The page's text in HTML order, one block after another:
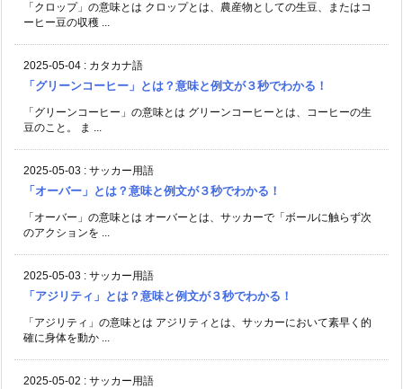
「クロップ」の意味とは クロップとは、農産物としての生豆、またはコ
ーヒー豆の収穫 ...
2025-05-04 : カタカナ語
「グリーンコーヒー」とは？意味と例文が３秒でわかる！
「グリーンコーヒー」の意味とは グリーンコーヒーとは、コーヒーの生
豆のこと。 ま ...
2025-05-03 : サッカー用語
「オーバー」とは？意味と例文が３秒でわかる！
「オーバー」の意味とは オーバーとは、サッカーで「ボールに触らず次
のアクションを ...
2025-05-03 : サッカー用語
「アジリティ」とは？意味と例文が３秒でわかる！
「アジリティ」の意味とは アジリティとは、サッカーにおいて素早く的
確に身体を動か ...
2025-05-02 : サッカー用語